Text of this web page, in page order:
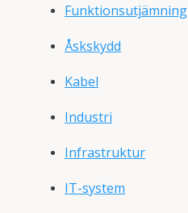
Funktionsutjämning
Åskskydd
Kabel
Industri
Infrastruktur
IT-system